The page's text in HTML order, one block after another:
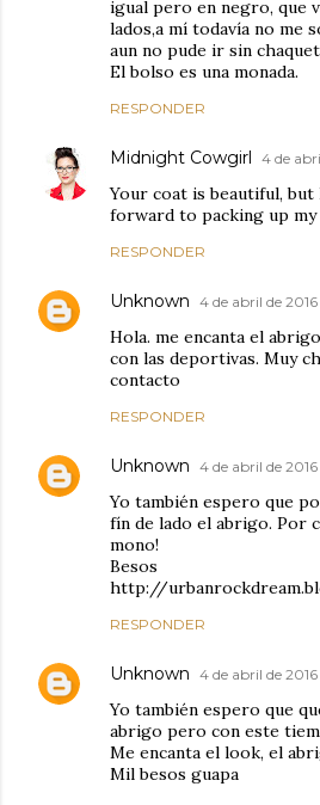
igual pero en negro, que
lados,a mí todavía no me
aun no pude ir sin
El bolso es una monada.
RESPONDER
Midnight Cowgirl 4 de
Your coat is beautiful,
forward to packing up my
RESPONDER
Unknown 4 de abril de 2016
Hola. me encanta el
con las deportivas. Muy
contacto
RESPONDER
Unknown 4 de abril de 2016
Yo también espero que
fín de lado el abrigo. Por
mono!
Besos
http://
RESPONDER
Unknown 4 de abril de
Yo también espero que
abrigo pero con este
Me encanta el look, el
Mil besos guapa